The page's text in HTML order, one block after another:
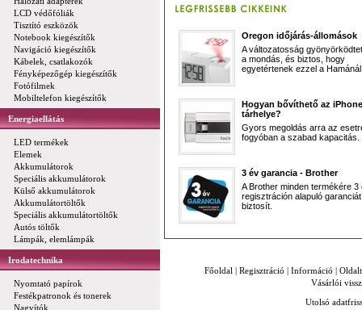
LCD védőfóliák
Tisztító eszközök
Notebook kiegészítők
Navigáció kiegészítők
Kábelek, csatlakozók
Fényképezőgép kiegészítők
Fotófilmek
Mobiltelefon kiegészítők
Energiaellátás
LED termékek
Elemek
Akkumulátorok
Speciális akkumulátorok
Külső akkumulátorok
Akkumulátortöltők
Speciális akkumulátortöltők
Autós töltők
Lámpák, elemlámpák
Irodatechnika
Nyomtató papírok
Festékpatronok és tonerek
Nagyítók
Oregon időjárás-állomások
A változatosság
a mondás, és biztos, hogy
egyetértenek ezzel a
Hogyan bővíthető az iPhone
tárhelye?
Gyors megoldás arra az
fogyóban a szabad kapacitás.
3 év garancia - Brother
A Brother minden termékére 3
regisztráción alapuló garanciát
biztosít.
Főoldal | Regisztráció | Információ |
Vásárlói
Utolsó